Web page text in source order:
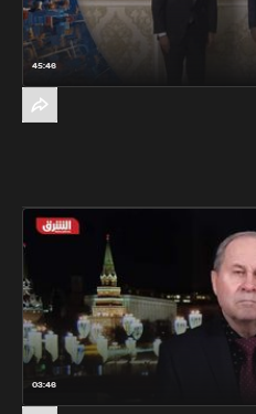
45:46
03:46